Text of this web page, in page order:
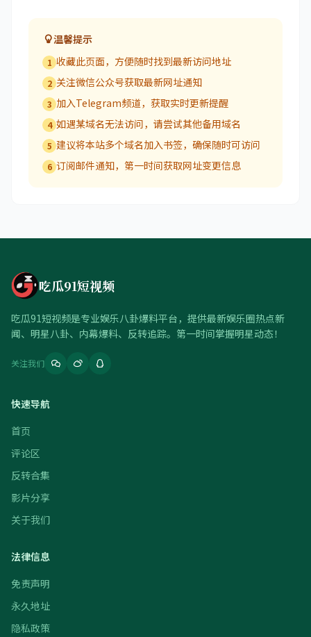
温馨提示
1 收藏此页面，方便随时找到最新访问地址
2 关注微信公众号获取最新网址通知
3 加入Telegram频道，获取实时更新提醒
4 如遇某域名无法访问，请尝试其他备用域名
5 建议将本站多个域名加入书签，确保随时可访问
6 订阅邮件通知，第一时间获取网址变更信息
吃瓜91短视频
吃瓜91短视频是专业娱乐八卦爆料平台，提供最新娱乐圈热点新
闻、明星八卦、内幕爆料、反转追踪。第一时间掌握明星动态！
关注我们
快速导航
首页
评论区
反转合集
影片分享
关于我们
法律信息
免责声明
永久地址
隐私政策